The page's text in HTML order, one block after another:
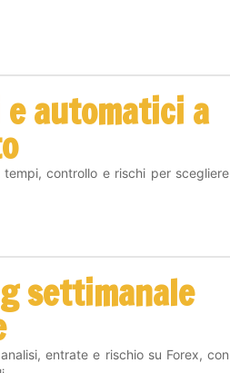
automatici a
controllo e rischi per scegliere
settimanale
entrate e rischio su Forex, con